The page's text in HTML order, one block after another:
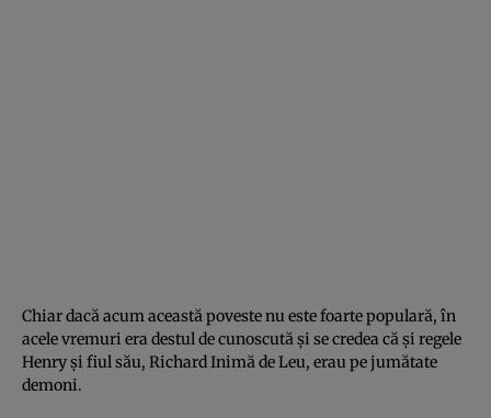
Chiar dacă acum această poveste nu este foarte populară, în
acele vremuri era destul de cunoscută şi se credea că şi regele
Henry şi fiul său, Richard Inimă de Leu, erau pe jumătate
demoni.